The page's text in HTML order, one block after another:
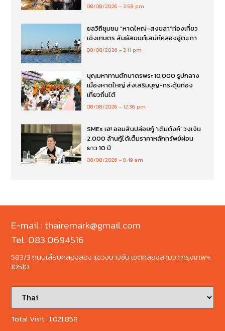
08/08/2026 3:59 pm
ยลวิถีชุมชน “หาดใหญ่-สงขลา”ท่องเที่ยว
เชิงเกษตร สัมผัสมนต์เสน่ห์คลองอู่ตะเภา
08/08/2026 2:11 pm
บุญมหาทานตักบาตรพระ 10,000 รูปกลาง
เมืองหาดใหญ่ ส่งเสริมบุญ-กระตุ้นท่อง
เที่ยวถิ่นใต้
08/08/2026 12:36 pm
SMEs เฮ! ออมสินปล่อยกู้ ‘เติมตังค์’ วงเงิน
2,000 ล้านกู้ได้เต็มราคาหลักทรัพย์ผ่อน
ยาว 10 ปี
08/08/2026 8:49 am
E-mail : thairemark@gmail.com
Tel. 083 0694516
583/3 ถนนเลียบคลองสอง แขวงบางชัน เขตคลองสามวา กรุงเทพฯ
10510
Total Visit :1,021,858